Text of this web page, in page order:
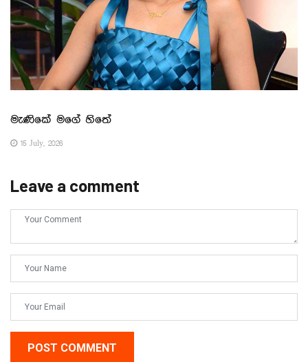
මැණිකේ මගේ හිතේ
15 July, 2026
Leave a comment
POST COMMENT